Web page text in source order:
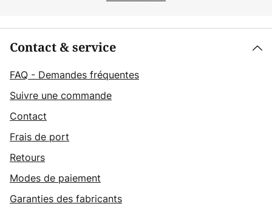
Contact & service
FAQ - Demandes fréquentes
Suivre une commande
Contact
Frais de port
Retours
Modes de paiement
Garanties des fabricants